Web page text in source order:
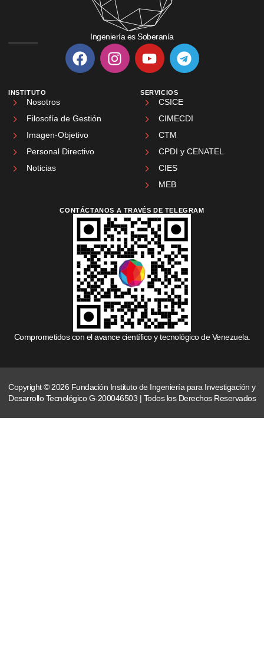
Ingeniería es Soberanía
INSTITUTO
Nosotros
Filosofía de Gestión
Imagen-Objetivo
Personal Directivo
Noticias
SERVICIOS
CSICE
CIMECDI
CTM
CPDI y CENATEL
CIES
MEB
CONTÁCTANOS A TRAVÉS DE TELEGRAM
Comprometidos con el avance científico y tecnológico de Venezuela.
Copyright © 2026 Fundación Instituto de Ingeniería para Investigación y
Desarrollo Tecnológico G-200046503 | Todos los Derechos Reservados